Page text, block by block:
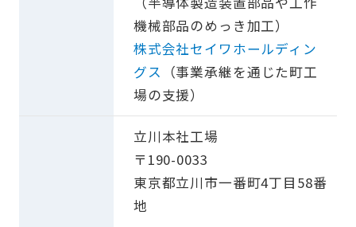
機械部品のめっき加工）
株式会社セイワホールディン
グス （事業承継を通じた町工
場の支援）
立川本社工場
〒190-0033
東京都立川市一番町4丁目58番
地